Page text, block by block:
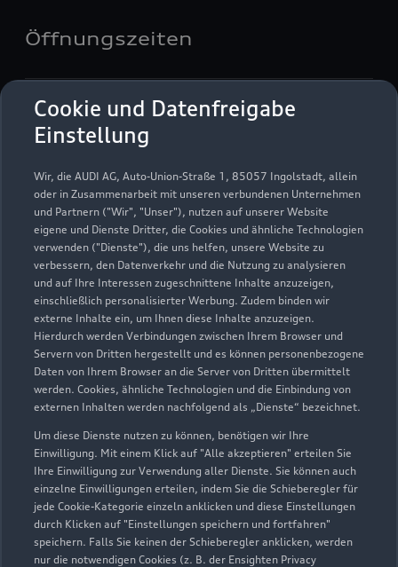
Cookie und Datenfreigabe
Einstellung
Wir, die AUDI AG, Auto-Union-Straße 1, 85057 Ingolstadt, allein
oder in Zusammenarbeit mit unseren verbundenen Unternehmen
und Partnern ("Wir", "Unser"), nutzen auf unserer Website
eigene und Dienste Dritter, die Cookies und ähnliche Technologien
verwenden ("Dienste"), die uns helfen, unsere Website zu
verbessern, den Datenverkehr und die Nutzung zu analysieren
und auf Ihre Interessen zugeschnittene Inhalte anzuzeigen,
einschließlich personalisierter Werbung. Zudem binden wir
externe Inhalte ein, um Ihnen diese Inhalte anzuzeigen.
Hierdurch werden Verbindungen zwischen Ihrem Browser und
Servern von Dritten hergestellt und es können personenbezogene
Daten von Ihrem Browser an die Server von Dritten übermittelt
werden. Cookies, ähnliche Technologien und die Einbindung von
externen Inhalten werden nachfolgend als „Dienste“ bezeichnet.
Um diese Dienste nutzen zu können, benötigen wir Ihre
Einwilligung. Mit einem Klick auf "Alle akzeptieren" erteilen Sie
Ihre Einwilligung zur Verwendung aller Dienste. Sie können auch
einzelne Einwilligungen erteilen, indem Sie die Schieberegler für
jede Cookie-Kategorie einzeln anklicken und diese Einstellungen
durch Klicken auf "Einstellungen speichern und fortfahren"
speichern. Falls Sie keinen der Schieberegler anklicken, werden
nur die notwendigen Cookies (z. B. der Ensighten Privacy
Öffnungszeiten
Service
Geschlossen
Freitag 08:00
Montag - Freitag 08:00 - 17:00
Samstag
08:00 - 12:00
Sonntag
Geschlossen